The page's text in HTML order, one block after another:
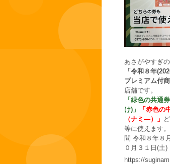
あさがやすぎ
「令和８年
プレミアム付商
店舗です。
「緑色の共通
け)」
「赤色の
（ナミ―）」
等に使えます
間 令和８年８
０月３１日(土)
https://